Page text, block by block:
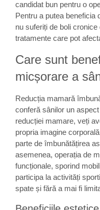
candidat bun pentru o
Pentru a putea beneficia
nu suferiți de boli
tratamente care pot
Care sunt
micșorare a
Reducția mamară
conferă sânilor un
reducției mamare, veți
propria imagine
parte de îmbunătățirea
asemenea, operația de
funcționale, sporind
participa la activități
spate și fără a mai fi